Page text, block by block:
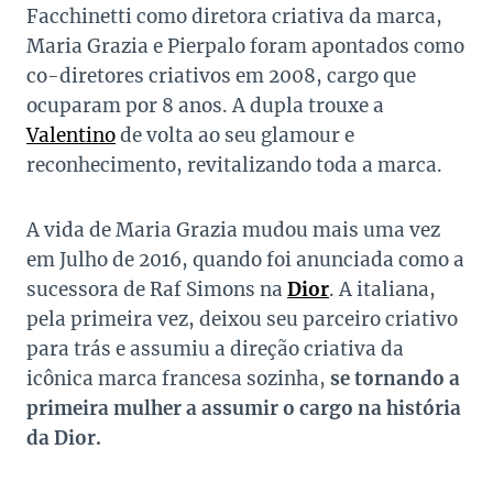
Facchinetti como diretora criativa da marca,
Maria Grazia e Pierpalo foram apontados como
co-diretores criativos em 2008, cargo que
ocuparam por 8 anos. A dupla trouxe a
Valentinode volta ao seu glamour e
reconhecimento, revitalizando toda a marca.
A vida de Maria Grazia mudou mais uma vez
em Julho de 2016, quando foi anunciada como a
sucessora de Raf Simons na Dior. A italiana,
pela primeira vez, deixou seu parceiro criativo
para trás e assumiu a direção criativa da
icônica marca francesa sozinha, se tornando a
primeira mulher a assumir o cargo na história
da Dior.